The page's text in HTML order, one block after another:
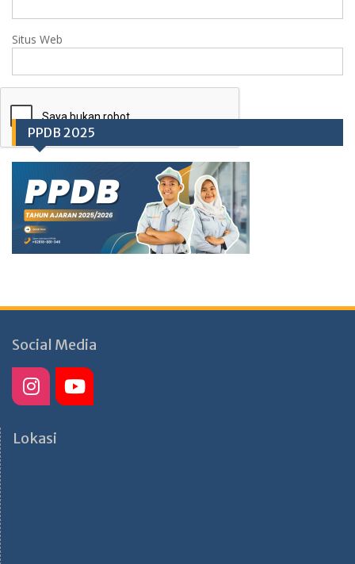
Situs Web
PPDB 2025
Social Media
Lokasi